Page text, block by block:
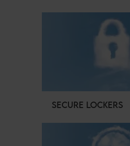
SECURE LOCKERS